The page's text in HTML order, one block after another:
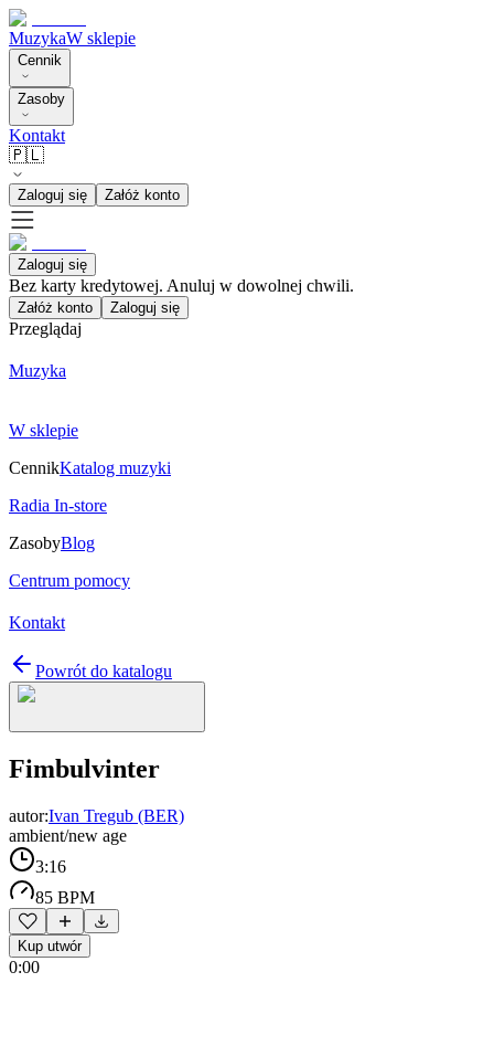
MuzykaW sklepie
Cennik
Zasoby
Kontakt
🇵🇱
Zaloguj się Załóż konto
Zaloguj się
Bez karty kredytowej. Anuluj w dowolnej chwili.
Załóż konto Zaloguj się
Przeglądaj
Muzyka
W sklepie
CennikKatalog muzyki
Radia In-store
ZasobyBlog
Centrum pomocy
Kontakt
Powrót do katalogu
Fimbulvinter
autor:Ivan Tregub (BER)
ambient/new age
3:16
85 BPM
Kup utwór
0:00